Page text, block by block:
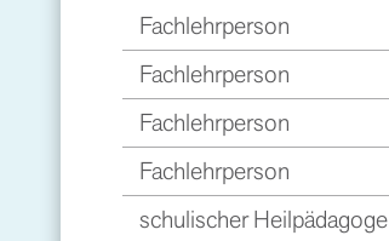
Fachlehrperson
Fachlehrperson
Fachlehrperson
Fachlehrperson
schulischer Heilpädagoge